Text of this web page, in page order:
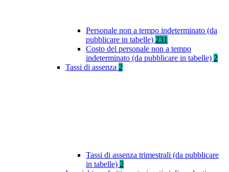
Personale non a tempo indeterminato (da
pubblicare in tabelle) 231
Costo del personale non a tempo
indeterminato (da pubblicare in tabelle) 2
Tassi di assenza 2
Tassi di assenza trimestrali (da pubblicare
in tabelle) 2